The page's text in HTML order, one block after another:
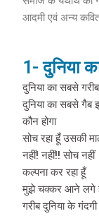
आदमी एवं अन्य
1- दुनिया
दुनिया का सबसे
दुनिया का सबसे गैब
कौन होगा
सोच रहा हूँ उसकी
नहीं! नहीं!! सोच नहीं
कल्पना कर रहा हूँ
मुझे चक्कर आने लगे
गरीब दुनिया के